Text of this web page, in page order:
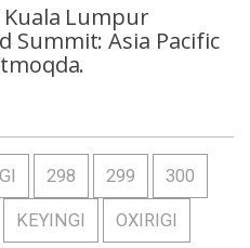
Lumpur
Summit: Asia Pacific
298 299 300
KEYINGI OXIRIGI